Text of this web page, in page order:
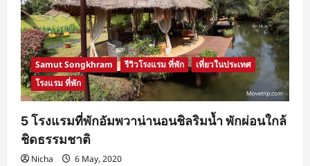
Samut Songkhram รีวิวโรงแรม ที่พัก
เที่ยวในประเทศ
โรงแรม ที่พัก
5 โรงแรมที่พักอัมพวาน่านอนชิลริมน้ำ พักผ่อนใกล้
ชิดธรรมชาติ
Nicha 6 May, 2020